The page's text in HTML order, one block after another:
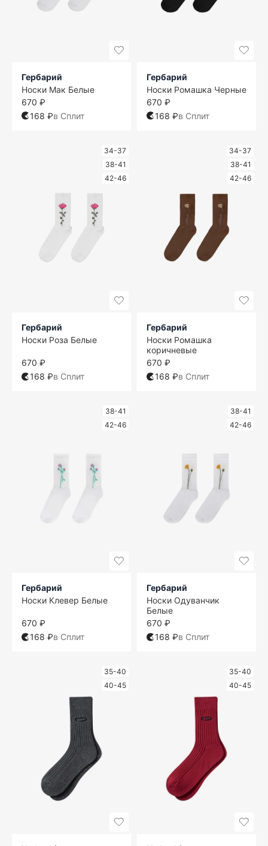
Гербарий
Носки Мак Белые
670 ₽
168 ₽в Сплит
Гербарий
Носки Ромашка Черные
670 ₽
168 ₽в Сплит
34-37
38-41
42-46
Гербарий
Носки Роза Белые
670 ₽
168 ₽в Сплит
34-37
38-41
42-46
Гербарий
Носки Ромашка
коричневые
670 ₽
168 ₽в Сплит
38-41
42-46
Гербарий
Носки Клевер Белые
670 ₽
168 ₽в Сплит
38-41
42-46
Гербарий
Носки Одуванчик
Белые
670 ₽
168 ₽в Сплит
35-40
40-45
35-40
40-45